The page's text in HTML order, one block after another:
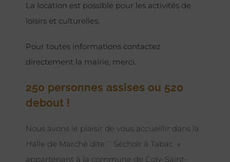
La location est possible pour les activités de
loisirs et culturelles.
Pour toutes informations contactez
directement la mairie, merci.
250 personnes assises ou 520
debout !
Nous avons le plaisir de vous accueillir dans la
Halle de Marché dite ¨ Séchoir à Tabac »
appartenant à la commune de Coly-Saint-